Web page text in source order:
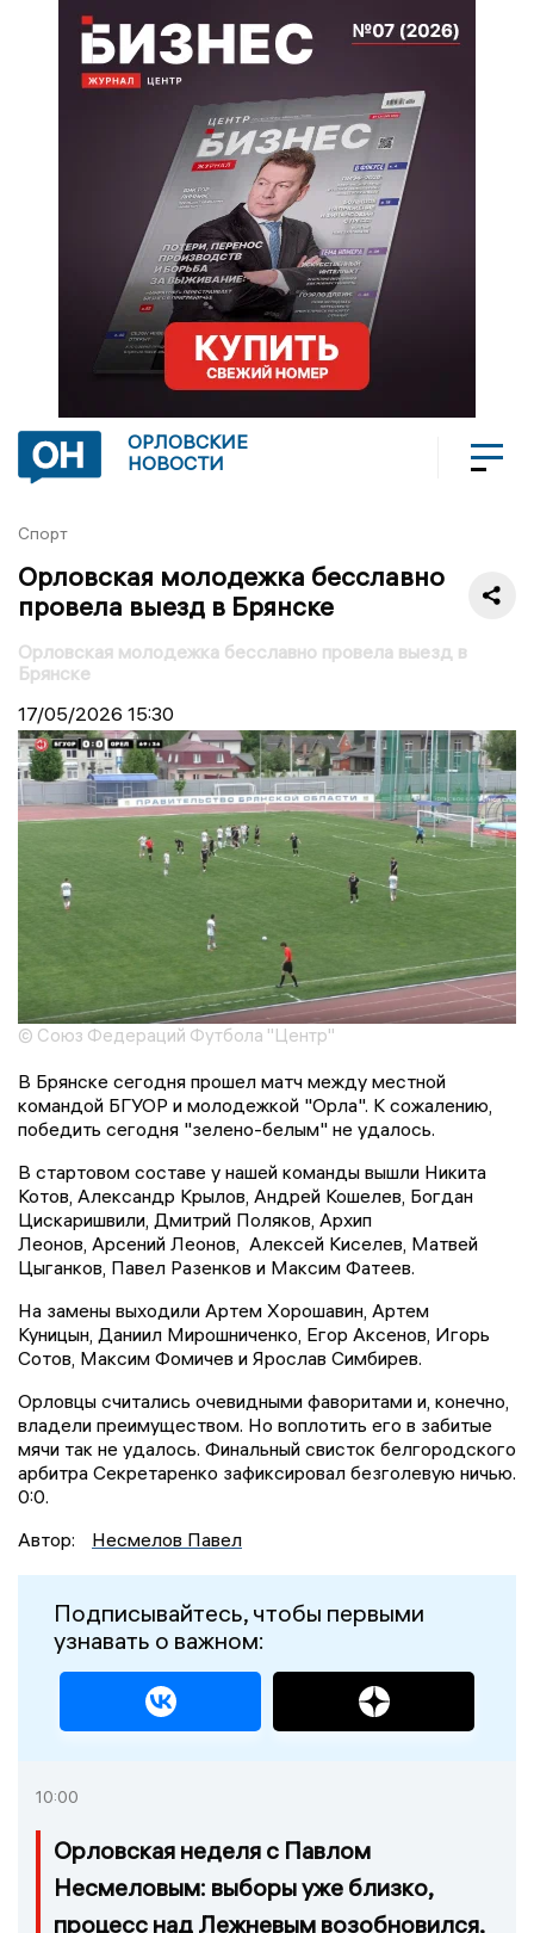
ОРЛОВСКИЕ
НОВОСТИ
Спорт
Орловская молодежка бесславно
провела выезд в Брянске
Орловская молодежка бесславно провела выезд в
Брянске
17/05/2026 15:30
© Союз Федераций Футбола "Центр"
В Брянске сегодня прошел матч между местной
командой БГУОР и молодежкой "Орла". К сожалению,
победить сегодня "зелено-белым" не удалось.
В стартовом составе у нашей команды вышли Никита
Котов, Александр Крылов, Андрей Кошелев, Богдан
Цискаришвили, Дмитрий Поляков, Архип
Леонов, Арсений Леонов, Алексей Киселев, Матвей
Цыганков, Павел Разенков и Максим Фатеев.
На замены выходили Артем Хорошавин, Артем
Куницын, Даниил Мирошниченко, Егор Аксенов, Игорь
Сотов, Максим Фомичев и Ярослав Симбирев.
Орловцы считались очевидными фаворитами и, конечно,
владели преимуществом. Но воплотить его в забитые
мячи так не удалось. Финальный свисток белгородского
арбитра Секретаренко зафиксировал безголевую ничью.
0:0.
Автор:
Несмелов Павел
Подписывайтесь, чтобы первыми
узнавать о важном:
10:00
Орловская неделя с Павлом
Несмеловым: выборы уже близко,
процесс над Лежневым возобновился,